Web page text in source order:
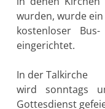
wurden, wurde ein
kostenloser
eingerichtet.
In der Talkirche
wird sonntags
Gottesdienst